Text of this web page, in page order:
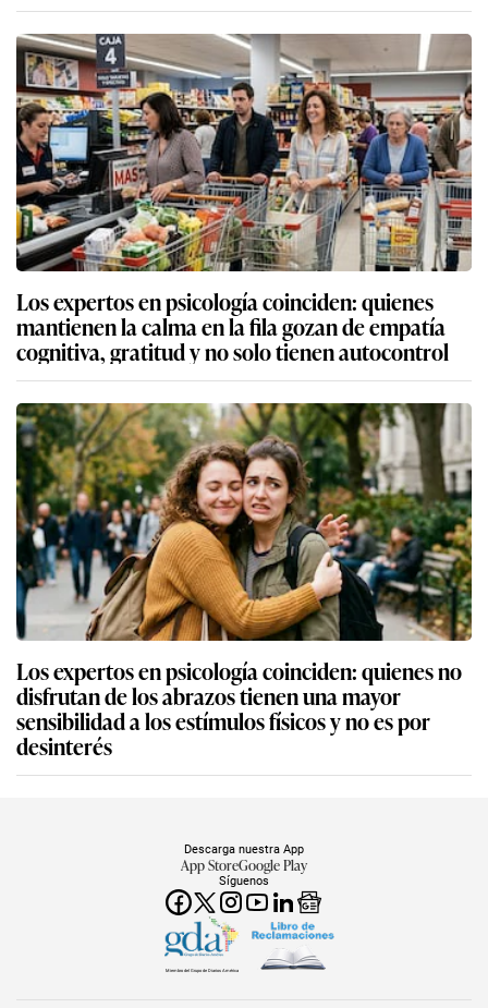
Los expertos en psicología coinciden: quienes
mantienen la calma en la fila gozan de empatía
cognitiva, gratitud y no solo tienen autocontrol
Los expertos en psicología coinciden: quienes no
disfrutan de los abrazos tienen una mayor
sensibilidad a los estímulos físicos y no es por
desinterés
Síguenos
Descarga nuestra App
App StoreGoogle Play
Miembro del Grupo de Diarios América